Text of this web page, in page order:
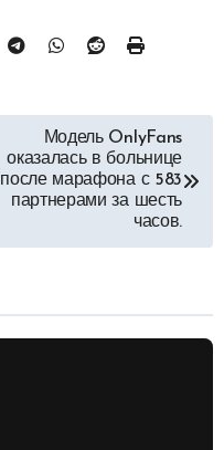
Модель OnlyFans
оказалась в больнице
после марафона с 583
партнерами за шесть
часов.